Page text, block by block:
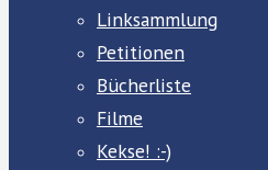
Linksammlung
Petitionen
Bücherliste
Filme
Kekse! :-)